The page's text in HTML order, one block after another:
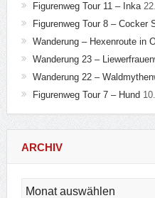
Figurenweg Tour 11 – Inka
Figurenweg Tour 8 – Cocker
Wanderung – Hexenroute in
Wanderung 23 –
Wanderung 22 –
Figurenweg Tour 7 – Hund
ARCHIV